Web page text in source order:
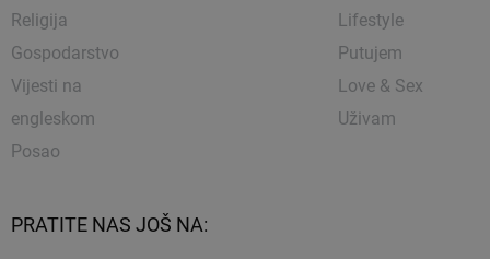
Religija
Gospodarstvo
Vijesti na
engleskom
Posao
Lifestyle
Putujem
Love & Sex
Uživam
PRATITE NAS JOŠ NA: